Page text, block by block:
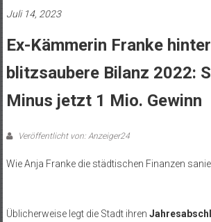
Juli 14, 2023
Ex-Kämmerin Franke
blitzsaubere Bilanz 2022:
Minus jetzt 1 Mio. Gewinn
Veröffentlicht von: Anzeiger24
Wie Anja Franke die städtischen Finanzen
Üblicherweise legt die Stadt ihren